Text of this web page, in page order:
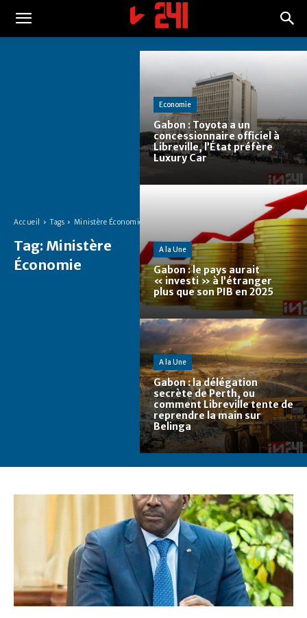
Accueil Tags Ministère Économie
Tag: Ministère
Économie
Economie
Gabon : Toyota a un
concessionnaire officiel à
Libreville, l’État préfère
Luxury Car
A la Une
Gabon : le pays aurait
« investi » à l’étranger
plus que son PIB en 2025
A la Une
Gabon : la délégation
secrète de Perth, ou
comment Libreville tente de
reprendre la main sur
Belinga